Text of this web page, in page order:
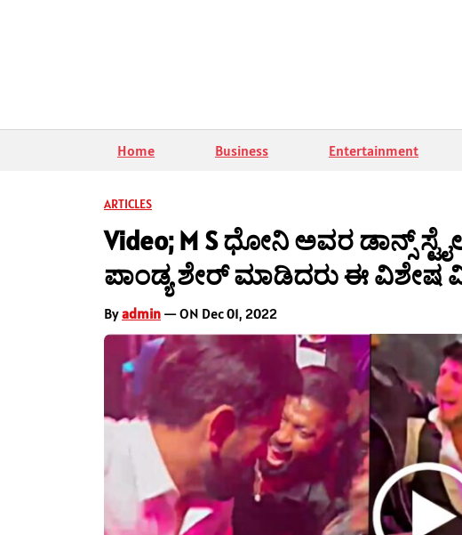
Home Business Entertainment
ARTICLES
Video; M S ಧೋನಿ ಅವರ ಡಾನ್ಸ್
ಪಾಂಡ್ಯ ಶೇರ್ ಮಾಡಿದರು ಈ
Byadmin — ON Dec 01, 2022